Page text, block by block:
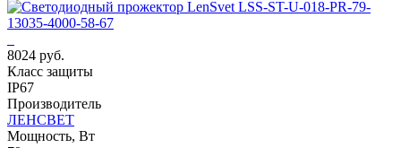
8024 руб.
Класс защиты
IP67
Производитель
ЛЕНСВЕТ
Мощность, Вт